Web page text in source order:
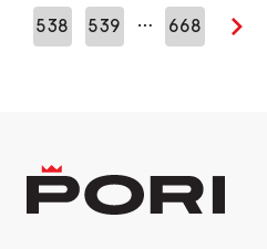
538 539 … 668